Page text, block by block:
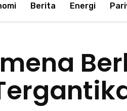
Berita Energi